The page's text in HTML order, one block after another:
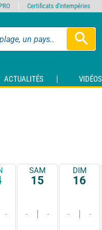
ACTUALITÉS VIDÉOS
-
SAM
15
- -
DIM
16
- -
Certificats d'intempéries